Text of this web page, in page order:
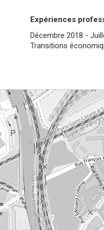
Expériences
Décembre 2018 -
Transitions